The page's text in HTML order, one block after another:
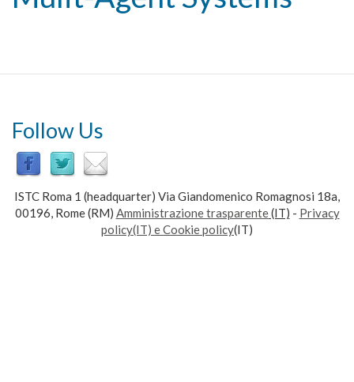
Follow Us
ISTC Roma 1 (headquarter) Via Giandomenico Romagnosi 18a,
00196, Rome (RM) Amministrazione trasparente(IT) - Privacy
policy(IT) e Cookie policy(IT)